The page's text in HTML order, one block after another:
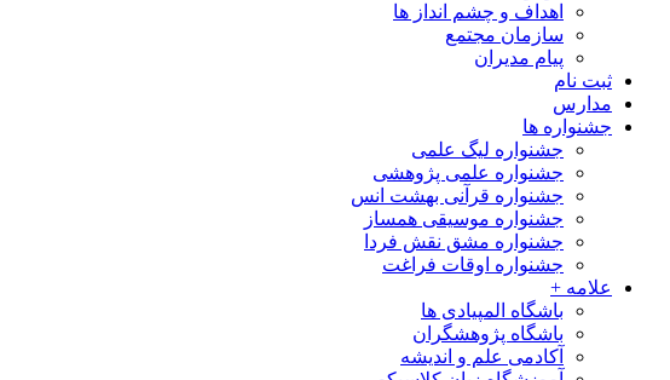
اهداف و چشم انداز ها
سازمان مجتمع
پیام مدیران
ثبت نام
مدارس
جشنواره ها
جشنواره لیگ علمی
جشنواره علمی پژوهشی
جشنواره قرآنی بهشت انس
جشنواره موسیقی همساز
جشنواره مشق نقش فردا
جشنواره اوقات فراغت
علامه +
باشگاه المپیادی ها
باشگاه پژوهشگران
آکادمی علم و اندیشه